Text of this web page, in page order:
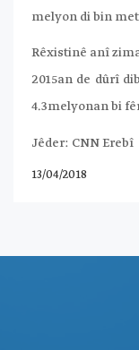
melyon di bin
Rêxistinê anî
2015an de dûrî
4.3melyonan bi
Jêder: CNN Erebî
13/04/2018